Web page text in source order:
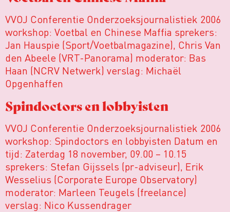
VVOJ Conferentie Onderzoeksjournalistiek 2006
workshop: Voetbal en Chinese Maffia sprekers:
Jan Hauspie (Sport/Voetbalmagazine), Chris Van
den Abeele (VRT-Panorama) moderator: Bas
Haan (NCRV Netwerk) verslag: Michaël
Opgenhaffen
Spindoctors en lobbyisten
VVOJ Conferentie Onderzoeksjournalistiek 2006
workshop: Spindoctors en lobbyisten Datum en
tijd: Zaterdag 18 november, 09.00 – 10.15
sprekers: Stefan Gijssels (pr-adviseur), Erik
Wesselius (Corporate Europe Observatory)
moderator: Marleen Teugels (freelance)
verslag: Nico Kussendrager